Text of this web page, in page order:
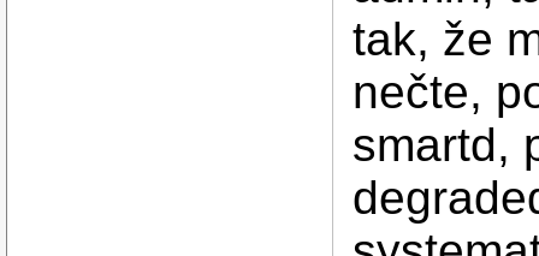
tak, že
nečte,
smartd,